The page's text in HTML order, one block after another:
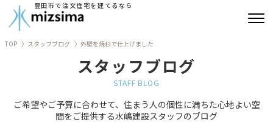
豊田市で注文住宅を建てるなら
リフォーム
TOP スタッフブログ 外壁を焼杉で仕上げました
スタッフブログ
STAFF BLOG
ご希望やご予算に合わせて、住まう人の個性に満ちた心地よい空
間をご提供する水嶋建設スタッフのブログ